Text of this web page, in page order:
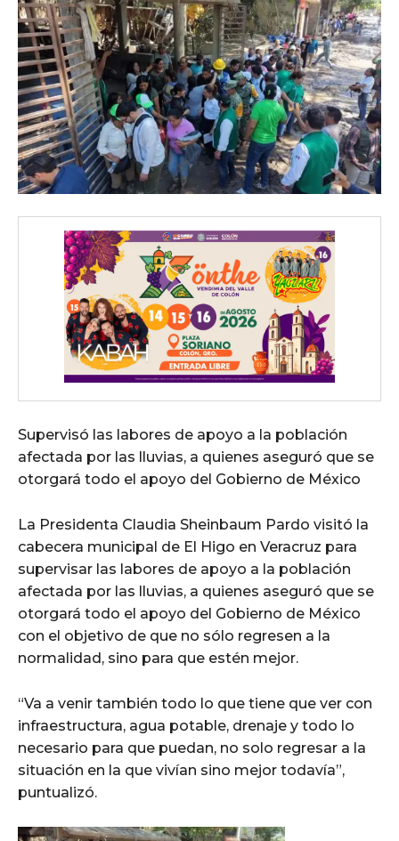
Supervisó las labores de apoyo a la población
afectada por las lluvias, a quienes aseguró que se
otorgará todo el apoyo del Gobierno de México
La Presidenta Claudia Sheinbaum Pardo visitó la
cabecera municipal de El Higo en Veracruz para
supervisar las labores de apoyo a la población
afectada por las lluvias, a quienes aseguró que se
otorgará todo el apoyo del Gobierno de México
con el objetivo de que no sólo regresen a la
normalidad, sino para que estén mejor.
“Va a venir también todo lo que tiene que ver con
infraestructura, agua potable, drenaje y todo lo
necesario para que puedan, no solo regresar a la
situación en la que vivían sino mejor todavía”,
puntualizó.